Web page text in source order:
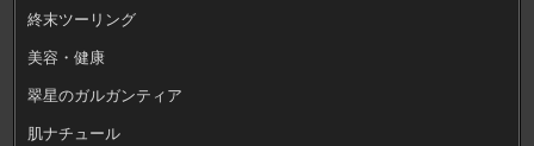
終末ツーリング
美容・健康
翠星のガルガンティア
肌ナチュール